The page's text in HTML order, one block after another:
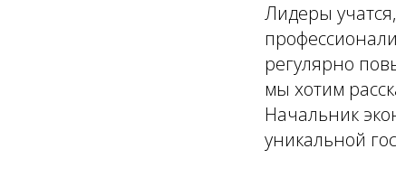
Лидеры
регулярно
мы хотим
Начальник
уникальной